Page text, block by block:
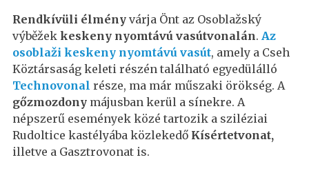
Rendkívüli élmény várja Önt az Osoblažský
výběžek keskeny nyomtávú vasútvonalán. Az
osoblaži keskeny nyomtávú vasút, amely a Cseh
Köztársaság keleti részén található egyedülálló
Technovonal része, ma már műszaki örökség. A
gőzmozdony májusban kerül a sínekre. A
népszerű események közé tartozik a sziléziai
Rudoltice kastélyába közlekedő Kísértetvonat,
illetve a Gasztrovonat is.